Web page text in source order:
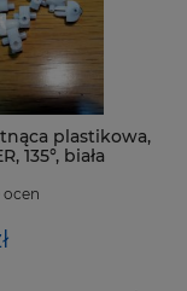
tnąca plastikowa,
135°, biała
ocen